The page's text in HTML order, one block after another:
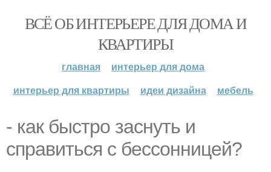
ВСЁ ОБ ИНТЕРЬЕРЕ ДЛЯ ДОМА И
КВАРТИРЫ
главная
интерьер для дома
интерьер для квартиры
идеи дизайна мебель
- как быстро заснуть и
справиться с бессонницей?